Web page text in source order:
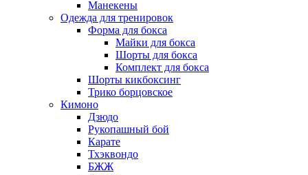
Манекены
Одежда для тренировок
Форма для бокса
Майки для бокса
Шорты для бокса
Комплект для бокса
Шорты кикбоксинг
Трико борцовское
Кимоно
Дзюдо
Рукопашный бой
Карате
Тхэквондо
БЖЖ